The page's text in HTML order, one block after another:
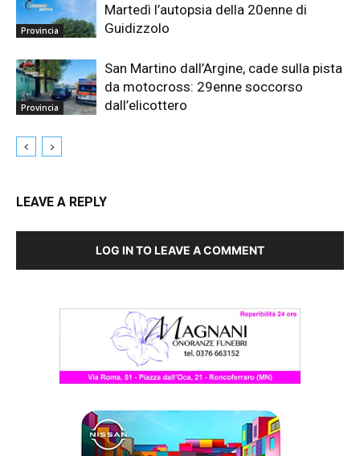
Provincia
Martedì l’autopsia della 20enne di
Guidizzolo
Provincia
San Martino dall’Argine, cade sulla pista
da motocross: 29enne soccorso
dall’elicottero
LEAVE A REPLY
LOG IN TO LEAVE A COMMENT